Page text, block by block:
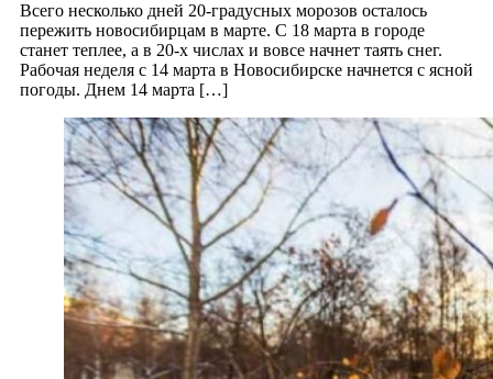
Всего несколько дней 20-градусных морозов осталось
пережить новосибирцам в марте. С 18 марта в городе
станет теплее, а в 20-х числах и вовсе начнет таять снег.
Рабочая неделя с 14 марта в Новосибирске начнется с ясной
погоды. Днем 14 марта […]